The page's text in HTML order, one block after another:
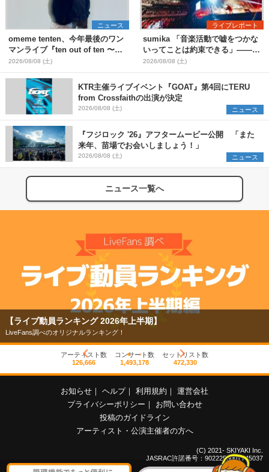
ニュース
omeme tenten、今年最後のワン
マンライブ『ten out of ten 〜
one man〜』を11月に開催決定
2026/08/08 (土)
ライブレポート
sumika 「音楽活動で嘘をつかな
いってことは約束できる」――ス
テージと客席の境界線を曖昧にし
た、ツアーファイナル武道館公演
レポート
2026/08/08 (土)
KTR主催ライブイベント『GOAT』第4回にTERU
from Crossfaithの出演が決定
2026/08/08 (土) ニュース
『フジロック '26』アフタームービー公開 「また
来年、苗場でお会いしましょう！」
2026/08/08 (土) ニュース
ニュース一覧へ
【ライブ動員ランキング 2026年上半期】
LiveFans調べのオリジナルランキング！
アーティスト数
126,666
コンサート数
1,493,178
セットリスト数
472,330
お知らせ ｜ ヘルプ｜ 利用規約 ｜ 運営会社
プライバシーポリシー ｜
お問い合わせ
投稿のガイドライン
アーティスト・公演主催者の方へ
(C) 2021- SKIYAKI Inc.
JASRAC許諾番号：9022255001Y45037